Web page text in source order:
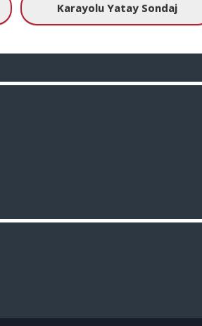
Karayolu Yatay Sondaj